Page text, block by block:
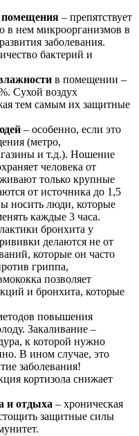
помещения – препятствует
в нем микроорганизмов в
заболевания.
бактерий и
в помещении –
Сухой воздух
тем самым их защитные
– особенно, если это
(метро,
и т.д.). Ношение
человека от
только крупные
от источника до 1,5
носить люди, которые
каждые 3 часа.
бронхита у
делаются не от
которые он часто
гриппа,
позволяет
и бронхита, которые
повышения
Закаливание –
к которой нужно
В ином случае, это
заболевания!
кортизола снижает
и отдыха – хроническая
защитные силы